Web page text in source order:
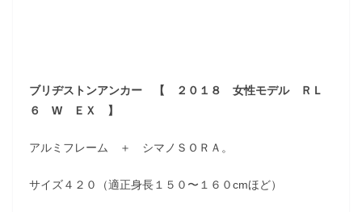
ブリヂストンアンカー 【 ２０１８ 女性モデル ＲＬ
６ W ＥＸ 】
アルミフレーム ＋ シマノＳＯＲＡ。
サイズ４２０（適正身長１５０〜１６０cmほど）